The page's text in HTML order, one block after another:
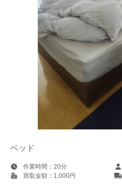
ベッド
作業時間： 20分
買取金額： 1,000円